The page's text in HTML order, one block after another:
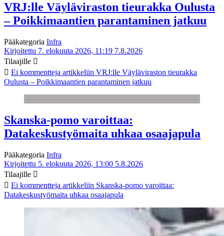
VRJ:lle Väyläviraston tieurakka Oulusta
– Poikkimaantien parantaminen jatkuu
Pääkategoria Infra
Kirjoitettu 7. elokuuta 2026, 11:19 7.8.2026
Tilaajille
Ei kommentteja artikkeliin VRJ:lle Väyläviraston tieurakka
Oulusta – Poikkimaantien parantaminen jatkuu
Skanska-pomo varoittaa:
Datakeskustyömaita uhkaa osaajapula
Pääkategoria Infra
Kirjoitettu 5. elokuuta 2026, 13:00 5.8.2026
Tilaajille
Ei kommentteja artikkeliin Skanska-pomo varoittaa:
Datakeskustyömaita uhkaa osaajapula